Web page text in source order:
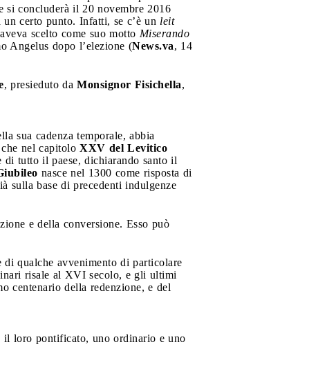
si concluderà il 20 novembre 2016
certo punto. Infatti, se c’è un leit
scelto come suo motto Miserando
Angelus dopo l’elezione (News.va, 14
, presieduto da Monsignor Fisichella,
sua cadenza temporale, abbia
nel capitolo XXV del Levitico
di tutto il paese, dichiarando santo il
nasce nel 1300 come risposta di
sulla base di precedenti indulgenze
e della conversione. Esso può
qualche avvenimento di particolare
risale al XVI secolo, e gli ultimi
centenario della redenzione, e del
loro pontificato, uno ordinario e uno